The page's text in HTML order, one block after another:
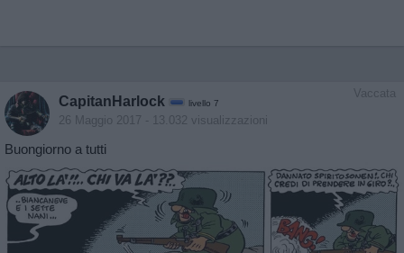
Vaccata
CapitanHarlock livello 7
26 Maggio 2017 - 13.032 visualizzazioni
Buongiorno a tutti